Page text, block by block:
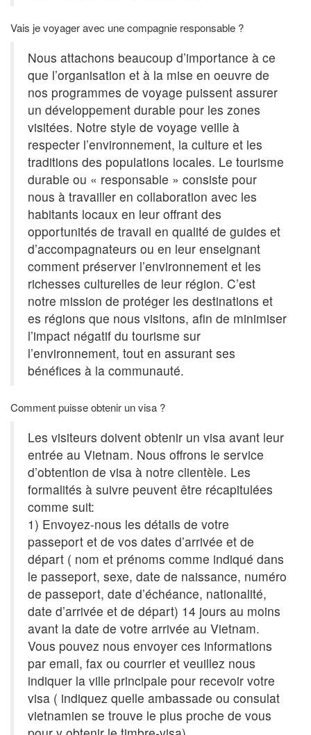
Vais je voyager avec une compagnie responsable ?
Nous attachons beaucoup d’importance à ce
que l’organisation et à la mise en oeuvre de
nos programmes de voyage puissent assurer
un développement durable pour les zones
visitées. Notre style de voyage veille à
respecter l’environnement, la culture et les
traditions des populations locales. Le tourisme
durable ou « responsable » consiste pour
nous à travailler en collaboration avec les
habitants locaux en leur offrant des
opportunités de travail en qualité de guides et
d’accompagnateurs ou en leur enseignant
comment préserver l’environnement et les
richesses culturelles de leur région. C’est
notre mission de protéger les destinations et
es régions que nous visitons, afin de minimiser
l’impact négatif du tourisme sur
l’environnement, tout en assurant ses
bénéfices à la communauté.
Comment puisse obtenir un visa ?
Les visiteurs doivent obtenir un visa avant leur
entrée au Vietnam. Nous offrons le service
d’obtention de visa à notre clientèle. Les
formalités à suivre peuvent être récapitulées
comme suit:
1) Envoyez-nous les détails de votre
passeport et de vos dates d’arrivée et de
départ ( nom et prénoms comme indiqué dans
le passeport, sexe, date de naissance, numéro
de passeport, date d’échéance, nationalité,
date d’arrivée et de départ) 14 jours au moins
avant la date de votre arrivée au Vietnam.
Vous pouvez nous envoyer ces informations
par email, fax ou courrier et veuillez nous
indiquer la ville principale pour recevoir votre
visa ( indiquez quelle ambassade ou consulat
vietnamien se trouve le plus proche de vous